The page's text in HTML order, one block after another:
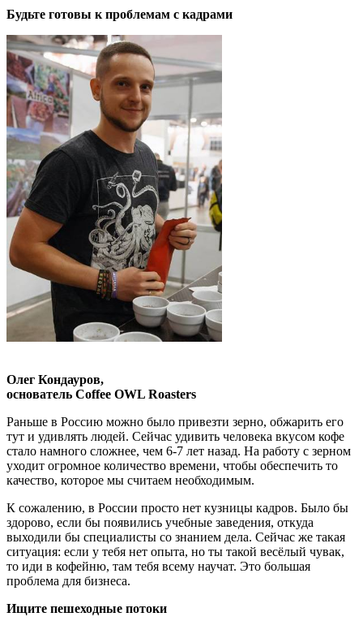
Будьте готовы к проблемам с кадрами
Олег Кондауров,
основатель Coffee OWL Roasters
Раньше в Россию можно было привезти зерно, обжарить его
тут и удивлять людей. Сейчас удивить человека вкусом кофе
стало намного сложнее, чем 6-7 лет назад. На работу с зерном
уходит огромное количество времени, чтобы обеспечить то
качество, которое мы считаем необходимым.
К сожалению, в России просто нет кузницы кадров. Было бы
здорово, если бы появились учебные заведения, откуда
выходили бы специалисты со знанием дела. Сейчас же такая
ситуация: если у тебя нет опыта, но ты такой весёлый чувак,
то иди в кофейню, там тебя всему научат. Это большая
проблема для бизнеса.
Ищите пешеходные потоки